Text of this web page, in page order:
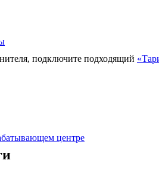
центре
подключите подходящий